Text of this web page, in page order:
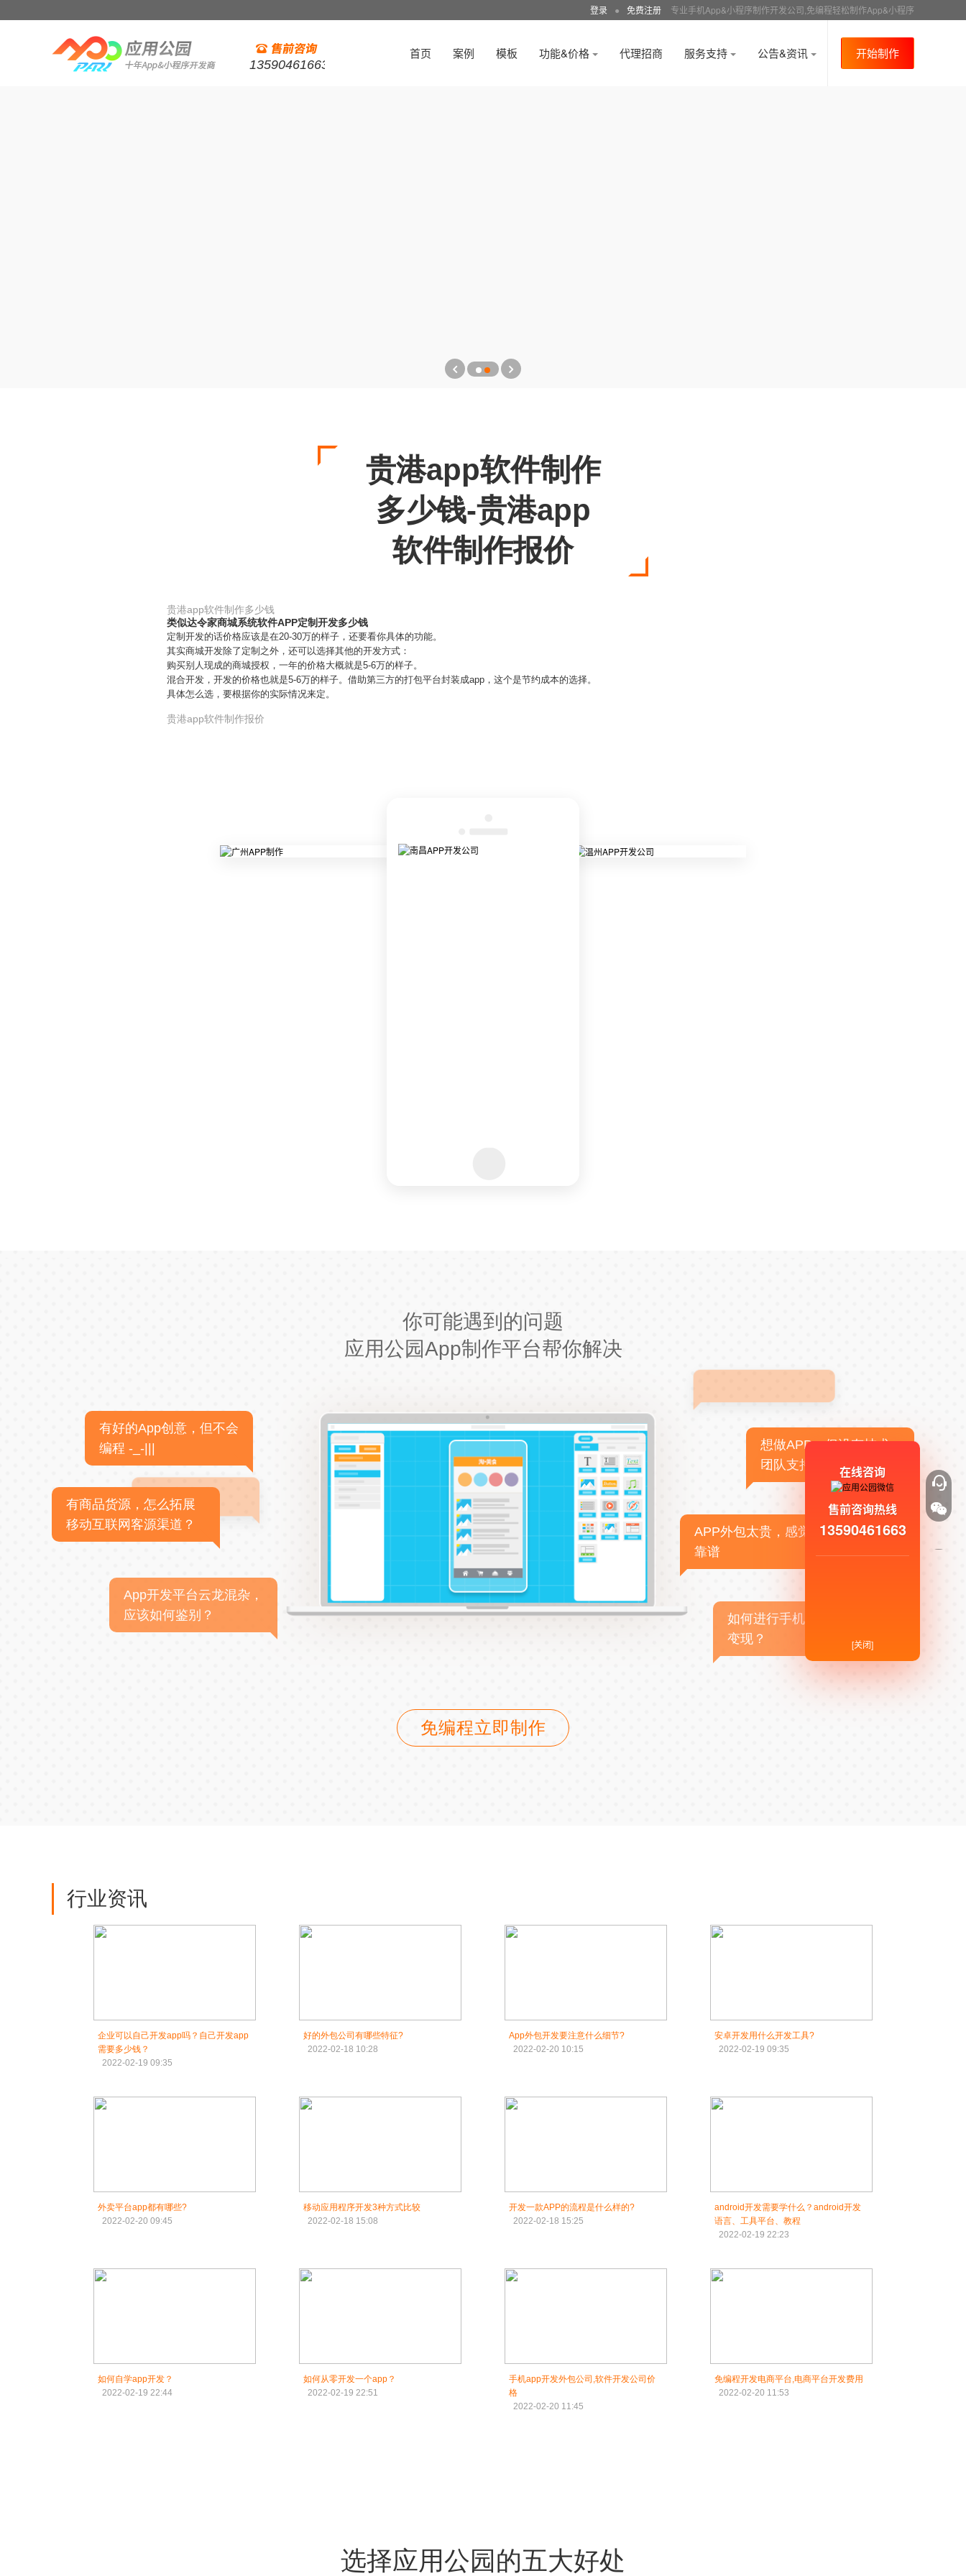
登录 ● 免费注册 专业手机App&小程序制作开发公司,免编程轻松制作App&小程序
13590461663
首页 案例 模板 功能&价格 代理招商 服务支持 公告&资讯 开始制作
贵港app软件制作
多少钱-贵港app
软件制作报价
贵港app软件制作多少钱
类似达令家商城系统软件APP定制开发多少钱
定制开发的话价格应该是在20-30万的样子，还要看你具体的功能。
其实商城开发除了定制之外，还可以选择其他的开发方式：
购买别人现成的商城授权，一年的价格大概就是5-6万的样子。
混合开发，开发的价格也就是5-6万的样子。借助第三方的打包平台封装成app，这个是节约成本的选择。
具体怎么选，要根据你的实际情况来定。
贵港app软件制作报价
你可能遇到的问题
应用公园App制作平台帮你解决
有好的App创意，但不会
编程 -_-|||
有商品货源，怎么拓展
移动互联网客源渠道？
App开发平台云龙混杂，
应该如何鉴别？
想做APP，但没有技术
团队支持
APP外包太贵，感觉不
靠谱
如何进行手机APP商业
变现？
免编程立即制作
行业资讯
企业可以自己开发app吗？自己开发app
需要多少钱？
2022-02-19 09:35
好的外包公司有哪些特征?
2022-02-18 10:28
App外包开发要注意什么细节?
2022-02-20 10:15
安卓开发用什么开发工具?
2022-02-19 09:35
外卖平台app都有哪些?
2022-02-20 09:45
移动应用程序开发3种方式比较
2022-02-18 15:08
开发一款APP的流程是什么样的?
2022-02-18 15:25
android开发需要学什么？android开发
语言、工具平台、教程
2022-02-19 22:23
如何自学app开发？
2022-02-19 22:44
如何从零开发一个app？
2022-02-19 22:51
手机app开发外包公司,软件开发公司价
格
2022-02-20 11:45
免编程开发电商平台,电商平台开发费用
2022-02-20 11:53
选择应用公园的五大好处
在线咨询
售前咨询热线
13590461663
[关闭]